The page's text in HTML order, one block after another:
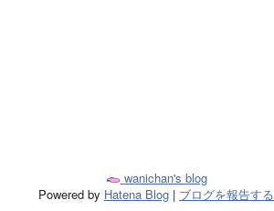
wanichan's blog
Powered by Hatena Blog | ブログを報告する